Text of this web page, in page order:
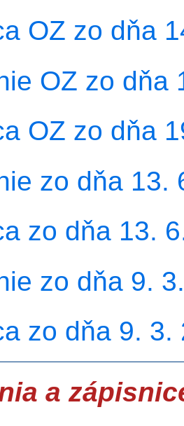
OZ zo dňa
OZ zo dňa
OZ zo dňa
zo dňa 13.
zo dňa 13.
zo dňa 9.
zo dňa 9. 3.
a